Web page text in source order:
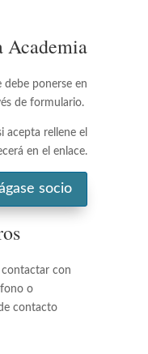
Academia
debe ponerse en
de formulario.
acepta rellene el
en el enlace.
socio
contactar con
o
contacto